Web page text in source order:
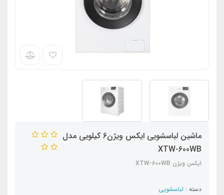
ماشین لباسشویی ایکس ویژن6 کیلویی مدل
XTW-600WB
ایکس ویژن XTW-600WB
دسته : لباسشویی